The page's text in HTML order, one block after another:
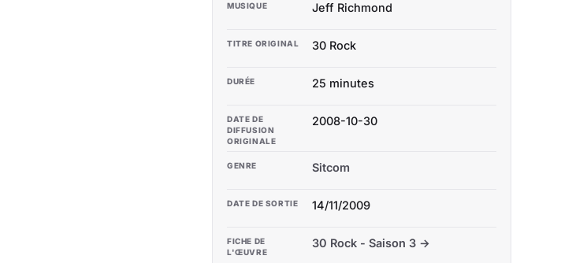
MUSIQUE Jeff Richmond
TITRE ORIGINAL 30 Rock
DURÉE 25 minutes
DATE DE
DIFFUSION
ORIGINALE
2008-10-30
GENRE Sitcom
DATE DE SORTIE 14/11/2009
FICHE DE
L'ŒUVRE
30 Rock - Saison 3 →